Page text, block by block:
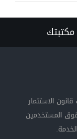
الاستثمار
لحماية حقوق المستخدمين